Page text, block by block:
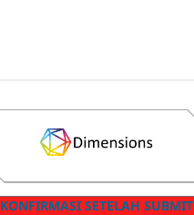
KONFIRMASI SETELAH SUBMIT